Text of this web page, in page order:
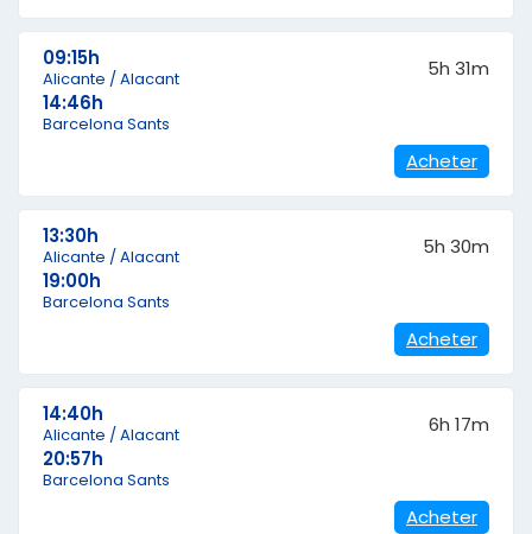
09:15h
Alicante / Alacant
14:46h
Barcelona Sants
5h 31m
Acheter
13:30h
Alicante / Alacant
19:00h
Barcelona Sants
5h 30m
Acheter
14:40h
Alicante / Alacant
20:57h
Barcelona Sants
6h 17m
Acheter